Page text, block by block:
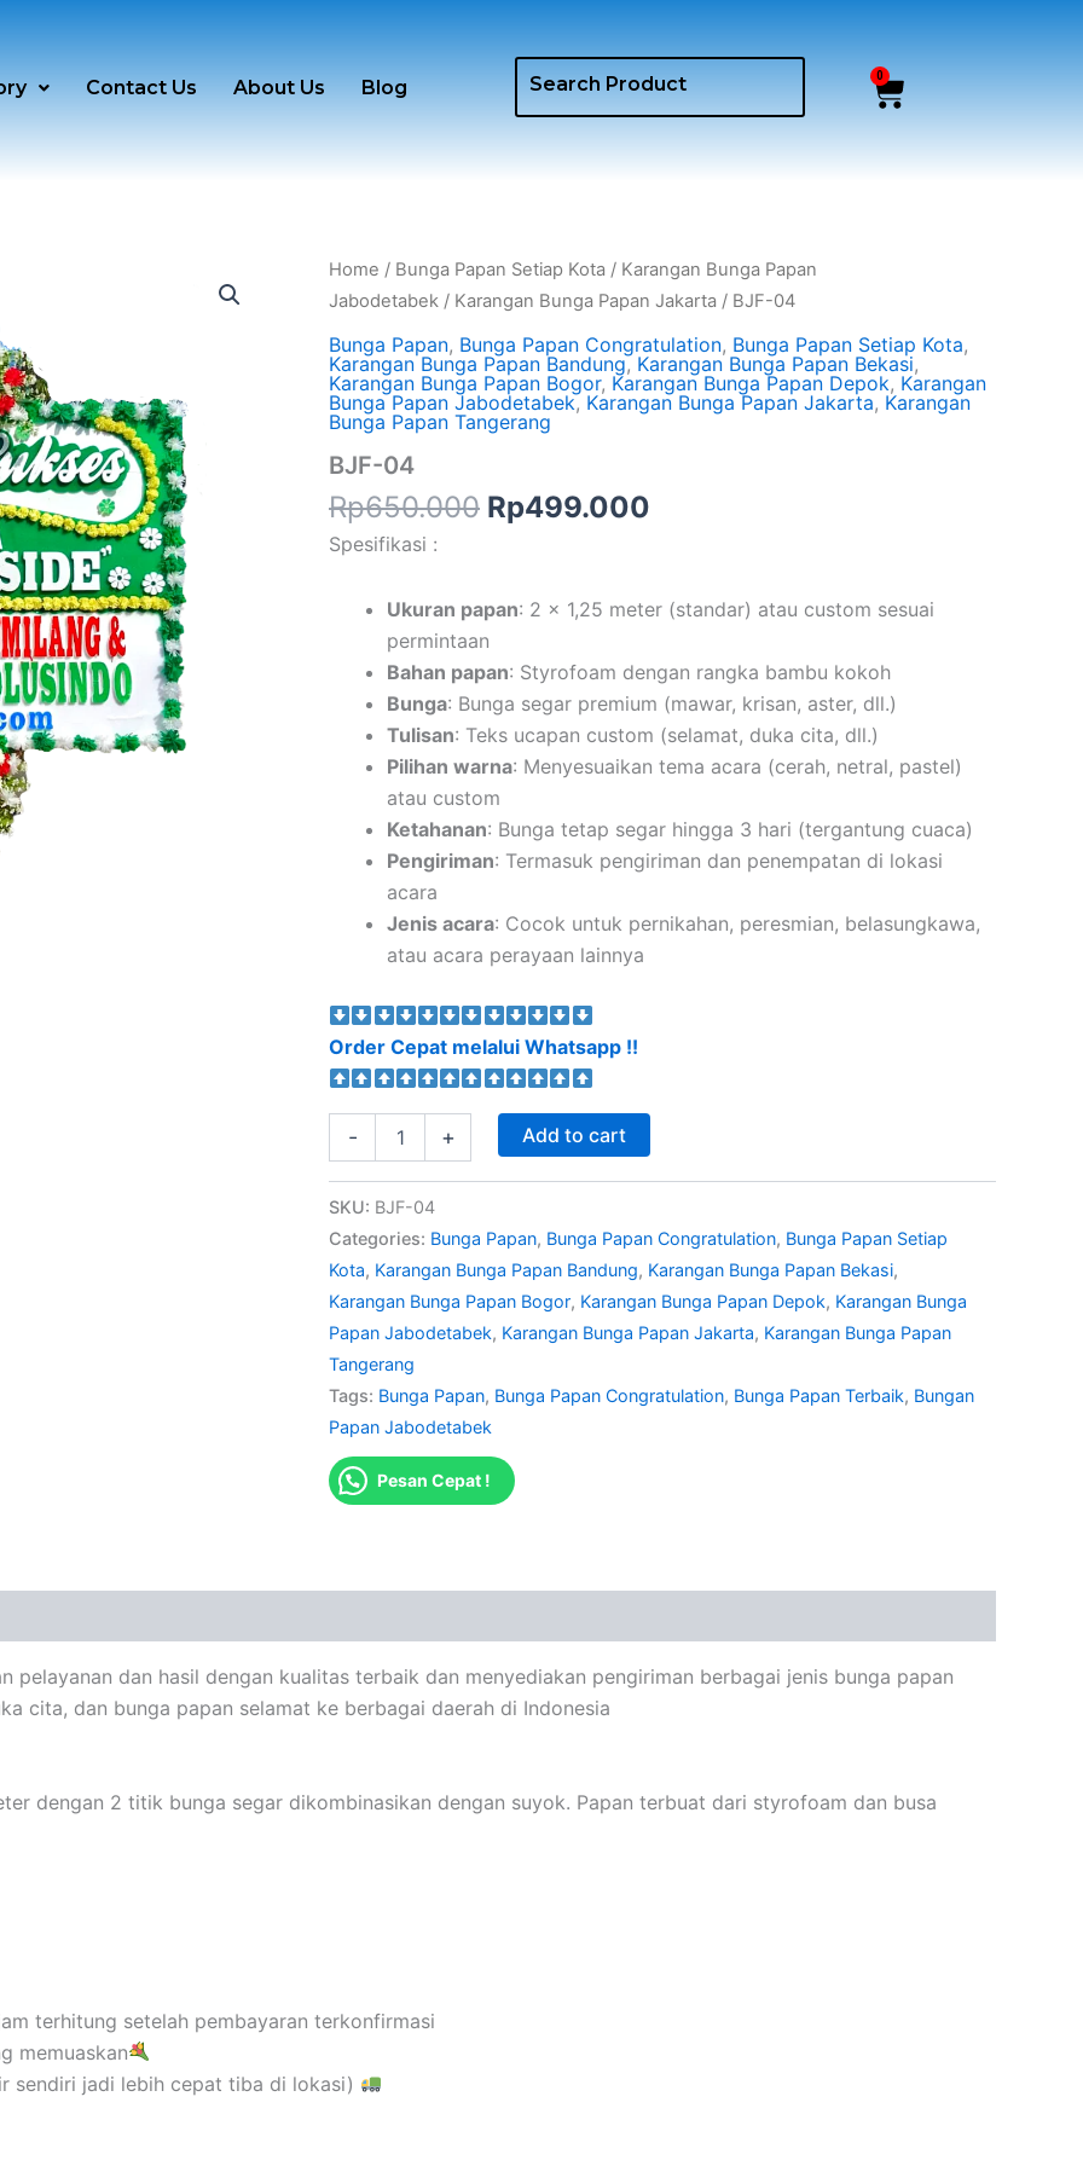
Contact Us About Us Blog
0 Cart
Home / Bunga Papan Setiap Kota / Karangan Bunga Papan
Jabodetabek / Karangan Bunga Papan Jakarta / BJF-04
Bunga Papan, Bunga Papan Congratulation, Bunga Papan Setiap Kota,
Karangan Bunga Papan Bandung, Karangan Bunga Papan Bekasi,
Karangan Bunga Papan Bogor, Karangan Bunga Papan Depok, Karangan
Bunga Papan Jabodetabek, Karangan Bunga Papan Jakarta, Karangan
Bunga Papan Tangerang
BJF-04
Rp650.000
Original
price
was:
Rp650.000.
Rp499.000
Current
price
is:
Rp499.000.
Spesifikasi :
Ukuran papan: 2 x 1,25 meter (standar) atau custom sesuai
permintaan
Bahan papan: Styrofoam dengan rangka bambu kokoh
Bunga: Bunga segar premium (mawar, krisan, aster, dll.)
Tulisan: Teks ucapan custom (selamat, duka cita, dll.)
Pilihan warna: Menyesuaikan tema acara (cerah, netral, pastel)
atau custom
Ketahanan: Bunga tetap segar hingga 3 hari (tergantung cuaca)
Pengiriman: Termasuk pengiriman dan penempatan di lokasi
acara
Jenis acara: Cocok untuk pernikahan, peresmian, belasungkawa,
atau acara perayaan lainnya
Order Cepat melalui Whatsapp !!
-
BJF-
quantity
+ Add to cart
SKU: BJF-04
Categories: Bunga Papan, Bunga Papan Congratulation, Bunga Papan Setiap
Kota, Karangan Bunga Papan Bandung, Karangan Bunga Papan Bekasi,
Karangan Bunga Papan Bogor, Karangan Bunga Papan Depok, Karangan Bunga
Papan Jabodetabek, Karangan Bunga Papan Jakarta, Karangan Bunga Papan
Tangerang
Tags: Bunga Papan, Bunga Papan Congratulation, Bunga Papan Terbaik, Bungan
Papan Jabodetabek
Pesan Cepat !
pelayanan dan hasil dengan kualitas terbaik dan menyediakan pengiriman berbagai jenis bunga papan
cita, dan bunga papan selamat ke berbagai daerah di Indonesia
dengan 2 titik bunga segar dikombinasikan dengan suyok. Papan terbuat dari styrofoam dan busa
terhitung setelah pembayaran terkonfirmasi
memuaskan
sendiri jadi lebih cepat tiba di lokasi)